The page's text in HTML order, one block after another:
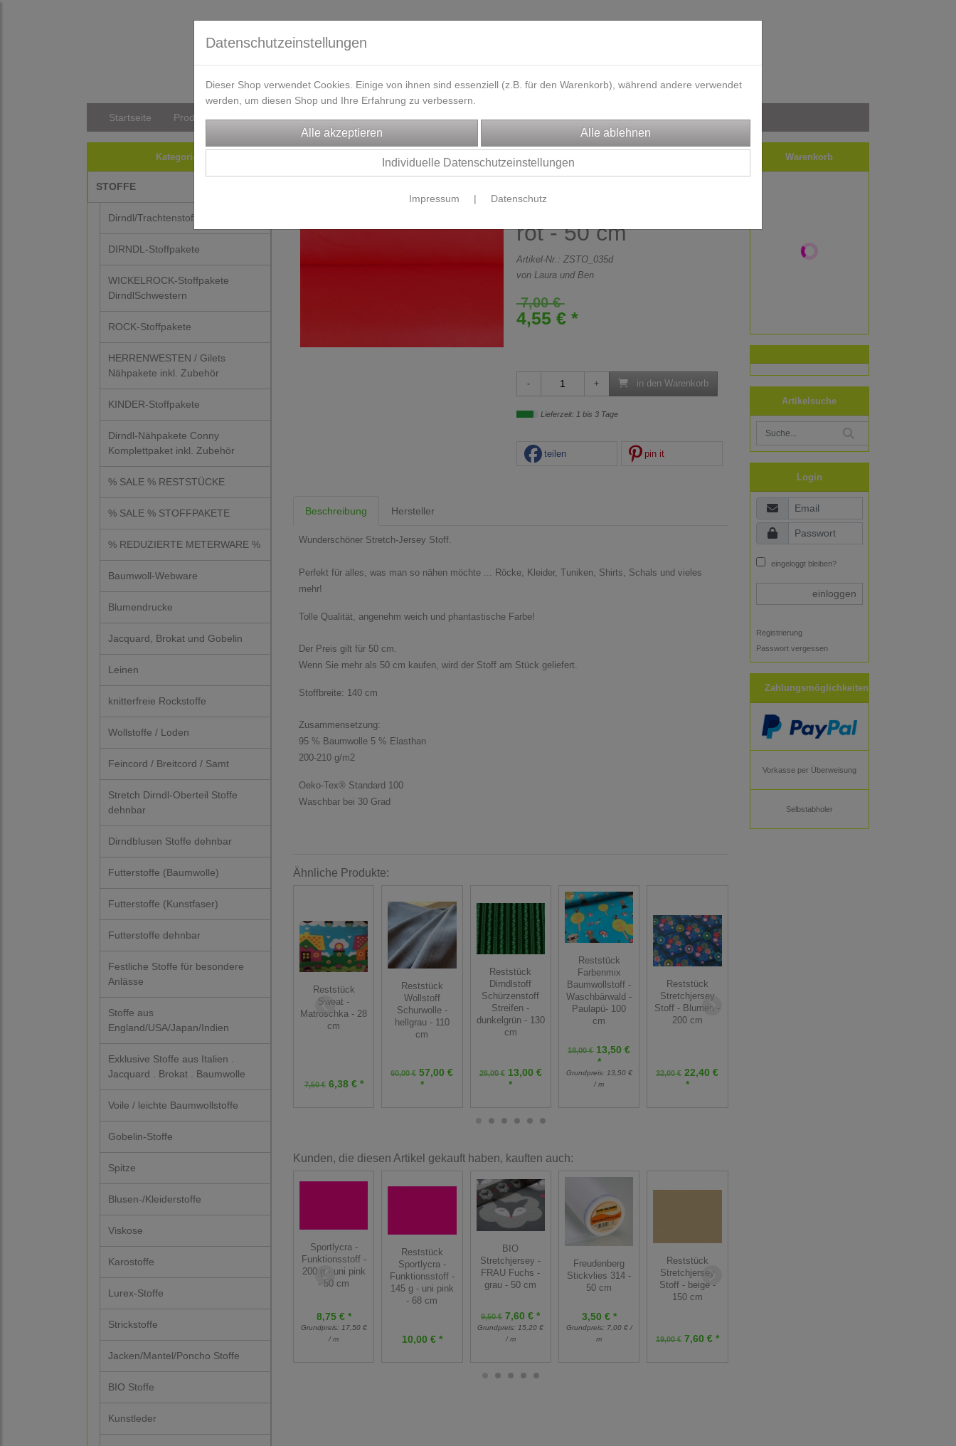
Startseite Produkte Versandkosten/Lieferzeit Kontakt / Öffnungszeiten Gutscheine Designbeispiele Impressum
Kategorien
STOFFE
Dirndl/Trachtenstoffe
DIRNDL-Stoffpakete
WICKELROCK-Stoffpakete
DirndlSchwestern
ROCK-Stoffpakete
HERRENWESTEN / Gilets
Nähpakete inkl. Zubehör
KINDER-Stoffpakete
Dirndl-Nähpakete Conny
Komplettpaket inkl. Zubehör
% SALE % RESTSTÜCKE
% SALE % STOFFPAKETE
% REDUZIERTE METERWARE %
Baumwoll-Webware
Blumendrucke
Jacquard, Brokat und Gobelin
Leinen
knitterfreie Rockstoffe
Wollstoffe / Loden
Feincord / Breitcord / Samt
Stretch Dirndl-Oberteil Stoffe
dehnbar
Dirndblusen Stoffe dehnbar
Futterstoffe (Baumwolle)
Futterstoffe (Kunstfaser)
Futterstoffe dehnbar
Festliche Stoffe für besondere
Anlässe
Stoffe aus
England/USA/Japan/Indien
Exklusive Stoffe aus Italien .
Jacquard . Brokat . Baumwolle
Voile / leichte Baumwollstoffe
Gobelin-Stoffe
Spitze
Blusen-/Kleiderstoffe
Viskose
Karostoffe
Lurex-Stoffe
Strickstoffe
Jacken/Mantel/Poncho Stoffe
BIO Stoffe
Kunstleder
STOFFE % SALE % RESTSTÜCKE
Stretchjersey Stoff -
rot - 50 cm
Artikel-Nr.: ZSTO_035d
von Laura und Ben
7,00 €
4,55 € *
in den Warenkorb
Lieferzeit: 1 bis 3 Tage
teilen pin it
Beschreibung Hersteller
Wunderschöner Stretch-Jersey Stoff.
Perfekt für alles, was man so nähen möchte ... Röcke, Kleider, Tuniken, Shirts, Schals und vieles
mehr!
Tolle Qualität, angenehm weich und phantastische Farbe!
Der Preis gilt für 50 cm.
Wenn Sie mehr als 50 cm kaufen, wird der Stoff am Stück geliefert.
Stoffbreite: 140 cm
Zusammensetzung:
95 % Baumwolle 5 % Elasthan
200-210 g/m2
Oeko-Tex® Standard 100
Waschbar bei 30 Grad
Ähnliche Produkte:
Reststück
Sweat -
Matroschka - 28
cm
7,50 €6,38 € *
Reststück
Wollstoff
Schurwolle -
hellgrau - 110
cm
60,00 €57,00 €
*
Reststück
Dirndlstoff
Schürzenstoff
Streifen -
dunkelgrün - 130
cm
26,00 €13,00 €
*
Reststück
Farbenmix
Baumwollstoff -
Waschbärwald -
Paulapü- 100
cm
18,00 € 13,50 €
*
Grundpreis: 13,50 €
/ m
Reststück
Stretchjersey
Stoff - Blumen -
200 cm
32,00 €22,40 €
*
Kunden, die diesen Artikel gekauft haben, kauften auch:
Sportlycra -
Funktionsstoff -
200 g - uni pink
- 50 cm
8,75 € *
Grundpreis: 17,50 €
/ m
Reststück
Sportlycra -
Funktionsstoff -
145 g - uni pink
- 68 cm
10,00 € *
BIO
Stretchjersey -
FRAU Fuchs -
grau - 50 cm
9,50 € 7,60 € *
Grundpreis: 15,20 €
/ m
Freudenberg
Stickvlies 314 -
50 cm
3,50 € *
Grundpreis: 7,00 € /
m
Reststück
Stretchjersey
Stoff - beige -
150 cm
19,00 €7,60 € *
Warenkorb
Artikelsuche
Login
eingeloggt bleiben?
einloggen
Registrierung
Passwort vergessen
Zahlungsmöglichkeiten
Vorkasse per Überweisung
Selbstabholer
Datenschutzeinstellungen
Dieser Shop verwendet Cookies. Einige von ihnen sind essenziell (z.B. für den Warenkorb), während andere verwendet
werden, um diesen Shop und Ihre Erfahrung zu verbessern.
Individuelle Datenschutzeinstellungen
Impressum | Datenschutz